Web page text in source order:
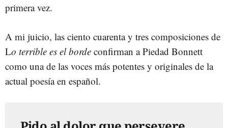
primera vez.
A mi juicio, las ciento cuarenta y tres composiciones de
Lo terrible es el borde confirman a Piedad Bonnett
como una de las voces más potentes y originales de la
actual poesía en español.